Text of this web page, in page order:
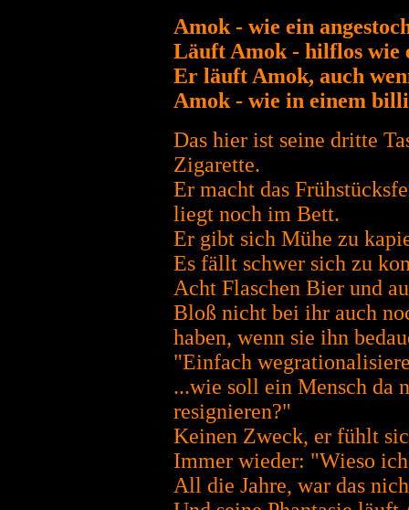
Amok - wie ein
Läuft Amok - hilflos wie
Er läuft Amok, auch
Amok - wie in einem
Das hier ist seine dritte
Zigarette.
Er macht das
liegt noch im Bett.
Er gibt sich Mühe zu
Es fällt schwer sich zu
Acht Flaschen Bier und
Bloß nicht bei ihr auch
haben, wenn sie ihn
"Einfach
...wie soll ein Mensch da
resignieren?"
Keinen Zweck, er fühlt
Immer wieder: "Wieso
All die Jahre, war das